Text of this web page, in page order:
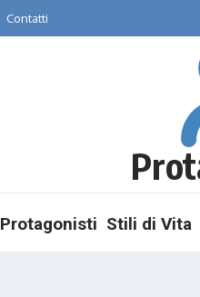
Contatti
Protagonisti Stili di Vita